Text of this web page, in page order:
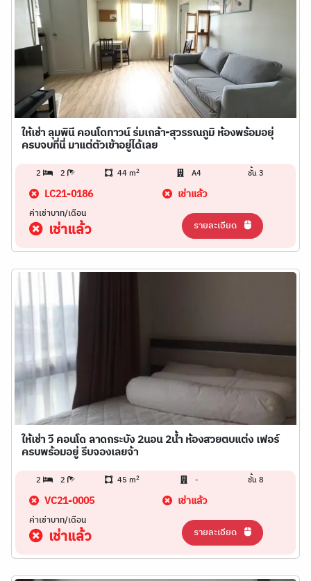
ให้เช่า ลุมพินี คอนโดทาวน์ ร่มเกล้า-สุวรรณภูมิ ห้องพร้อมอยุ่
ครบจบที่นี่ มาแต่ตัวเข้าอยู่ได้เลย
2 2 44 m2 A4 ชั้น 3
LC21-0186 เช่าแล้ว
ค่าเช่าบาท/เดือน
เช่าแล้ว รายละเอียด
ให้เช่า วี คอนโด ลาดกระบัง 2นอน 2น้ำ ห้องสวยตบแต่ง เฟอร์
ครบพร้อมอยู่ รีบจองเลยจ้า
2 2 45 m2 - ชั้น 8
VC21-0005 เช่าแล้ว
ค่าเช่าบาท/เดือน
เช่าแล้ว รายละเอียด